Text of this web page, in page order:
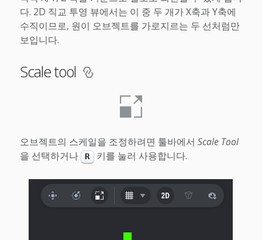
다. 2D 직교 투영 뷰에서는 이 중 두 개가 X축과 Y축에
수직이므로, 원이 오브젝트를 가로지르는 두 선처럼만
보입니다.
Scale tool
오브젝트의 스케일을 조정하려면 툴바에서 Scale Tool
을 선택하거나
R 키를 눌러 사용합니다.